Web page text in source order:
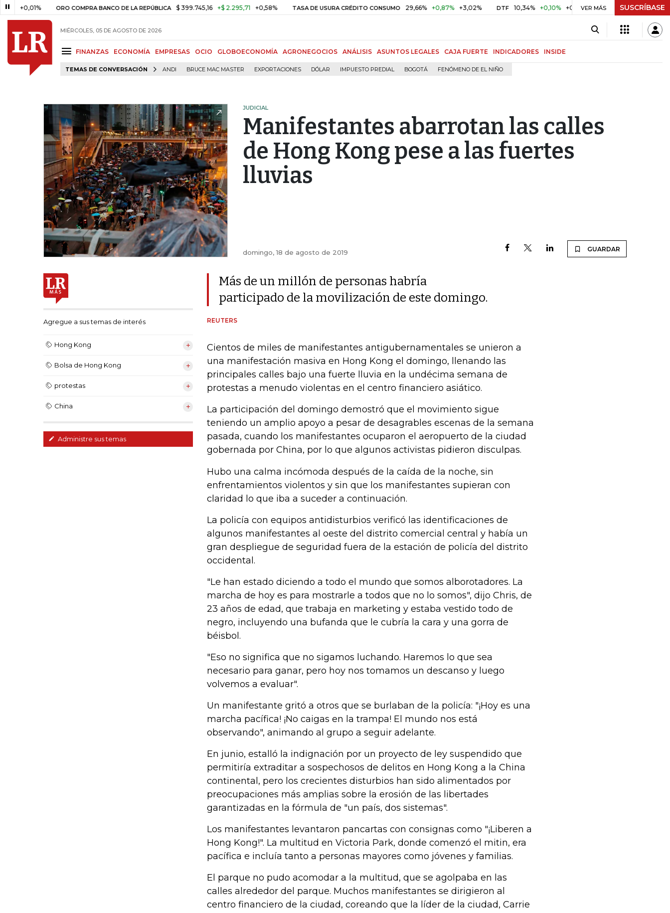
ORO COMPRA BANCO DE LA REPÚBLICA $ 399.745,16 +$ 2.295,71 +0,58% TASA DE USURA CRÉDITO CONSUMO 29,66% +0,87% +3,02% DTF 10,34% +0,10% +0,98% UVR $ 416,81 +$ 0,05 +0,01%
VER MÁS SUSCRÍBASE
MIÉRCOLES, 05 DE AGOSTO DE 2026
FINANZAS ECONOMÍA EMPRESAS OCIO GLOBOECONOMÍA AGRONEGOCIOS ANÁLISIS ASUNTOS LEGALES CAJA FUERTE INDICADORES INSIDE
TEMAS DE CONVERSACIÓN ANDI BRUCE MAC MASTER EXPORTACIONES DÓLAR IMPUESTO PREDIAL BOGOTÁ FENÓMENO DE EL NIÑO
JUDICIAL
Manifestantes abarrotan las calles
de Hong Kong pese a las fuertes
lluvias
domingo, 18 de agosto de 2019 GUARDAR
Agregue a sus temas de interés
Hong Kong
Bolsa de Hong Kong
protestas
China
Administre sus temas
Más de un millón de personas habría
participado de la movilización de este domingo.
REUTERS
Cientos de miles de manifestantes antigubernamentales se unieron a
una manifestación masiva en Hong Kong el domingo, llenando las
principales calles bajo una fuerte lluvia en la undécima semana de
protestas a menudo violentas en el centro financiero asiático.
La participación del domingo demostró que el movimiento sigue
teniendo un amplio apoyo a pesar de desagrables escenas de la semana
pasada, cuando los manifestantes ocuparon el aeropuerto de la ciudad
gobernada por China, por lo que algunos activistas pidieron disculpas.
Hubo una calma incómoda después de la caída de la noche, sin
enfrentamientos violentos y sin que los manifestantes supieran con
claridad lo que iba a suceder a continuación.
La policía con equipos antidisturbios verificó las identificaciones de
algunos manifestantes al oeste del distrito comercial central y había un
gran despliegue de seguridad fuera de la estación de policía del distrito
occidental.
"Le han estado diciendo a todo el mundo que somos alborotadores. La
marcha de hoy es para mostrarle a todos que no lo somos", dijo Chris, de
23 años de edad, que trabaja en marketing y estaba vestido todo de
negro, incluyendo una bufanda que le cubría la cara y una gorra de
béisbol.
"Eso no significa que no sigamos luchando. Haremos lo que sea
necesario para ganar, pero hoy nos tomamos un descanso y luego
volvemos a evaluar".
Un manifestante gritó a otros que se burlaban de la policía: "¡Hoy es una
marcha pacífica! ¡No caigas en la trampa! El mundo nos está
observando", animando al grupo a seguir adelante.
En junio, estalló la indignación por un proyecto de ley suspendido que
permitiría extraditar a sospechosos de delitos en Hong Kong a la China
continental, pero los crecientes disturbios han sido alimentados por
preocupaciones más amplias sobre la erosión de las libertades
garantizadas en la fórmula de "un país, dos sistemas".
Los manifestantes levantaron pancartas con consignas como "¡Liberen a
Hong Kong!". La multitud en Victoria Park, donde comenzó el mitin, era
pacífica e incluía tanto a personas mayores como jóvenes y familias.
El parque no pudo acomodar a la multitud, que se agolpaba en las
calles alrededor del parque. Muchos manifestantes se dirigieron al
centro financiero de la ciudad, coreando que la líder de la ciudad, Carrie